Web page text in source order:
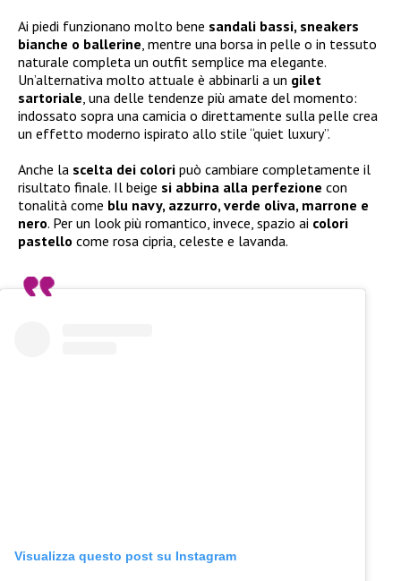
Ai piedi funzionano molto bene sandali bassi, sneakers
bianche o ballerine , mentre una borsa in pelle o in tessuto
naturale completa un outfit semplice ma elegante.
Un’alternativa molto attuale è abbinarli a un gilet
sartoriale , una delle tendenze più amate del momento:
indossato sopra una camicia o direttamente sulla pelle crea
un effetto moderno ispirato allo stile “quiet luxury”.
Anche la scelta dei colori può cambiare completamente il
risultato finale. Il beige si abbina alla perfezione con
tonalità come blu navy, azzurro, verde oliva, marrone e
nero. Per un look più romantico, invece, spazio ai colori
pastello come rosa cipria, celeste e lavanda.
Visualizza questo post su Instagram